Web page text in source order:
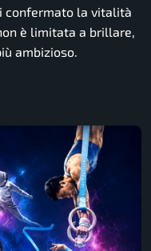
confermato la vitalità
è limitata a brillare,
ambizioso.